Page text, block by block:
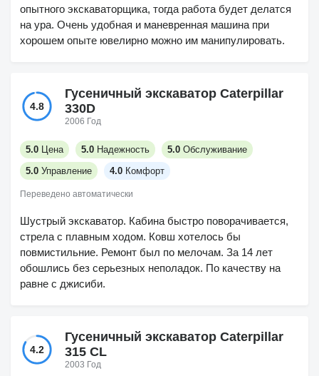
опытного экскаваторщика, тогда работа будет делатся
на ура. Очень удобная и маневренная машина при
хорошем опыте ювелирно можно им манипулировать.
4.8
Гусеничный экскаватор Caterpillar
330D
2006 Год
5.0 Цена 5.0 Надежность 5.0 Обслуживание
5.0 Управление 4.0 Комфорт
Переведено автоматически
Шустрый экскаватор. Кабина быстро поворачивается,
стрела с плавным ходом. Ковш хотелось бы
повмистильние. Ремонт был по мелочам. За 14 лет
обошлись без серьезных неполадок. По качеству на
равне с джисиби.
4.2
Гусеничный экскаватор Caterpillar
315 CL
2003 Год